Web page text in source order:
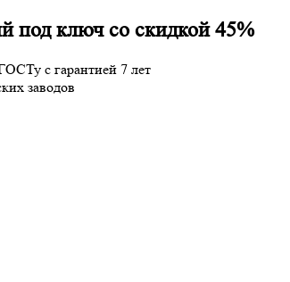
под ключ со скидкой 45%
с гарантией 7 лет
заводов